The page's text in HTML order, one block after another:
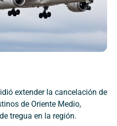
extender la cancelación de
de Oriente Medio,
tregua en la región.